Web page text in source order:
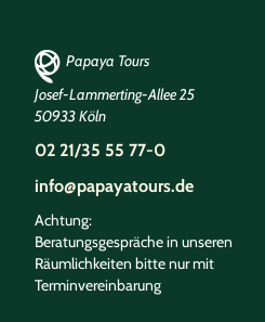
Papaya Tours
Josef-Lammerting-Allee 25
50933 Köln
02 21/35 55 77-0
info@papayatours.de
Achtung:
Beratungsgespräche in unseren
Räumlichkeiten bitte nur mit
Terminvereinbarung